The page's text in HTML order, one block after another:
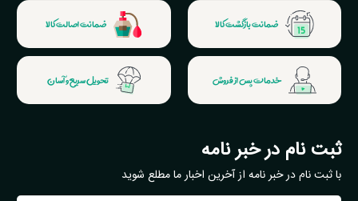
ضمانت بازگشت کالا ضمانت اصالت کالا
خدمات پس از فروش تحویل سریع و آسان
ثبت نام در خبر نامه
با ثبت نام در خبر نامه از آخرین اخبار ما مطلع شوید